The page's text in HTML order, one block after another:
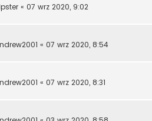
« 07 wrz 2020, 9:02
« 07 wrz 2020, 8:54
« 07 wrz 2020, 8:31